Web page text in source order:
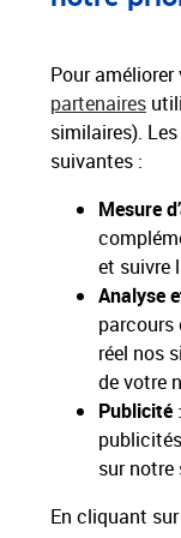
Pour
partenaires
similaires).
suivantes :
Mesure
et suivre
Analyse
parcours
réel nos
de votre
Publicité
sur notre
En cliquant
Livraison
Hors livres et
Applications La
Restons
Services Pros
Envois Courrier